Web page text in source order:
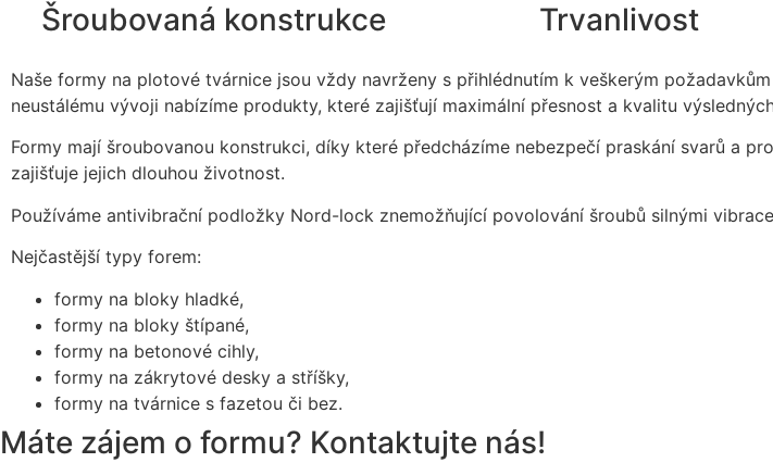
Šroubovaná konstrukce Trvanlivost
Naše formy na plotové tvárnice jsou vždy navrženy s přihlédnutím k veškerým
neustálému vývoji nabízíme produkty, které zajišťují maximální přesnost a kvalitu
Formy mají šroubovanou konstrukci, díky které předcházíme nebezpečí praskání svarů a
zajišťuje jejich dlouhou životnost.
Používáme antivibrační podložky Nord-lock znemožňující povolování šroubů silnými
Nejčastější typy forem:
formy na bloky hladké,
formy na bloky štípané,
formy na betonové cihly,
formy na zákrytové desky a stříšky,
formy na tvárnice s fazetou či bez.
Máte zájem o formu? Kontaktujte nás!